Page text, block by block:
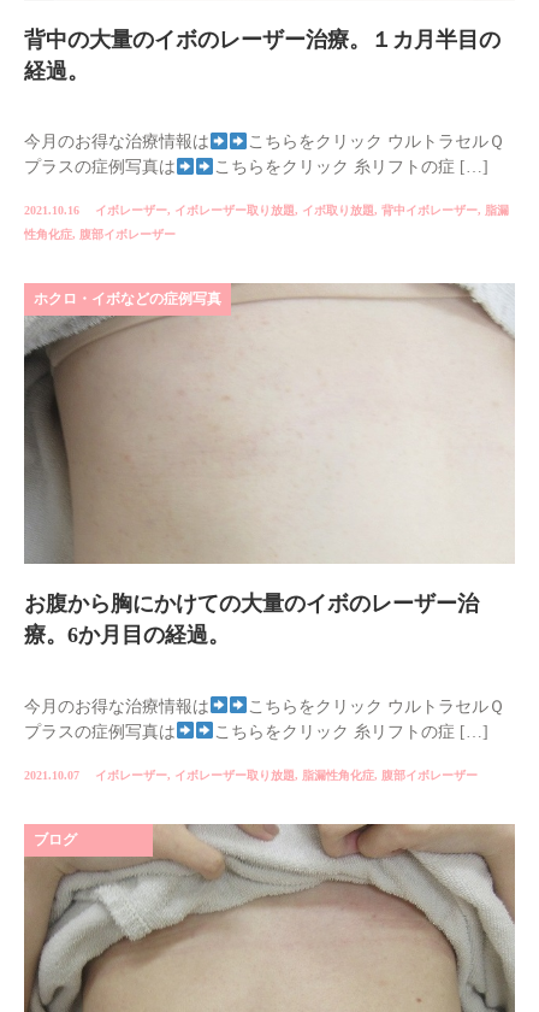
背中の大量のイボのレーザー治療。１カ月半目の
経過。
今月のお得な治療情報は
こちらをクリック ウルトラセルＱ
プラスの症例写真は
こちらをクリック 糸リフトの症 […]
2021.10.16 イボレーザー, イボレーザー取り放題, イボ取り放題, 背中イボレーザー, 脂漏
性角化症, 腹部イボレーザー
ホクロ・イボなどの症例写真
お腹から胸にかけての大量のイボのレーザー治
療。6か月目の経過。
今月のお得な治療情報は
こちらをクリック ウルトラセルＱ
プラスの症例写真は
こちらをクリック 糸リフトの症 […]
2021.10.07 イボレーザー, イボレーザー取り放題, 脂漏性角化症, 腹部イボレーザー
ブログ